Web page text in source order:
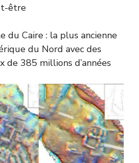
être
du Caire : la plus ancienne
du Nord avec des
de 385 millions d’années